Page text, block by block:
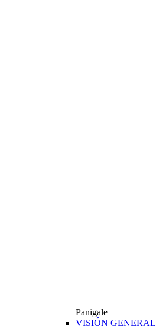
Panigale
VISIÓN GENERAL